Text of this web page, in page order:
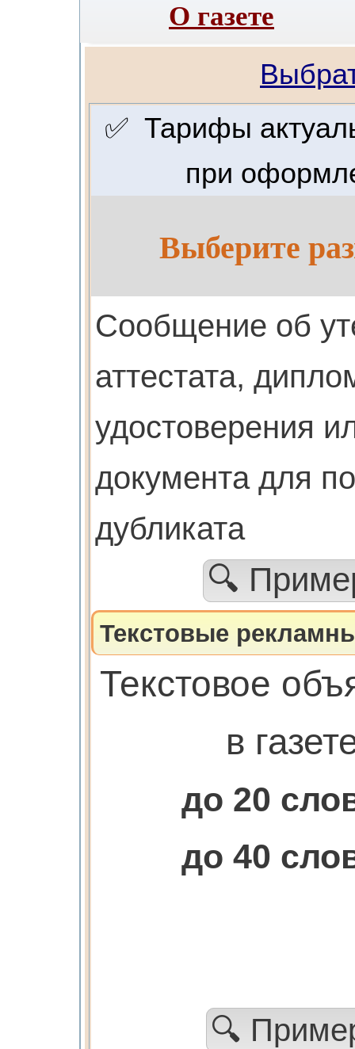
О газете
✅ Тарифы
при
Выберите
Cообщение об
аттестата,
удостоверения
документа для
дубликата
🔍
Текстовые
Текстовое
в
до 20
до 40
🔍